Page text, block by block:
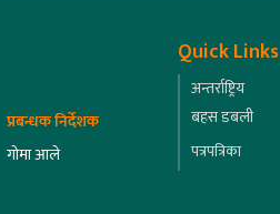
प्रबन्धक निर्देशक
गोमा आले
Quick Links
अन्तर्राष्ट्रिय
बहस डबली
पत्रपत्रिका